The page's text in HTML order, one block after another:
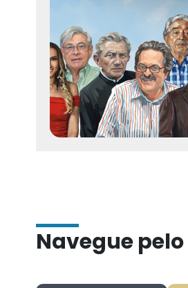
Navegue